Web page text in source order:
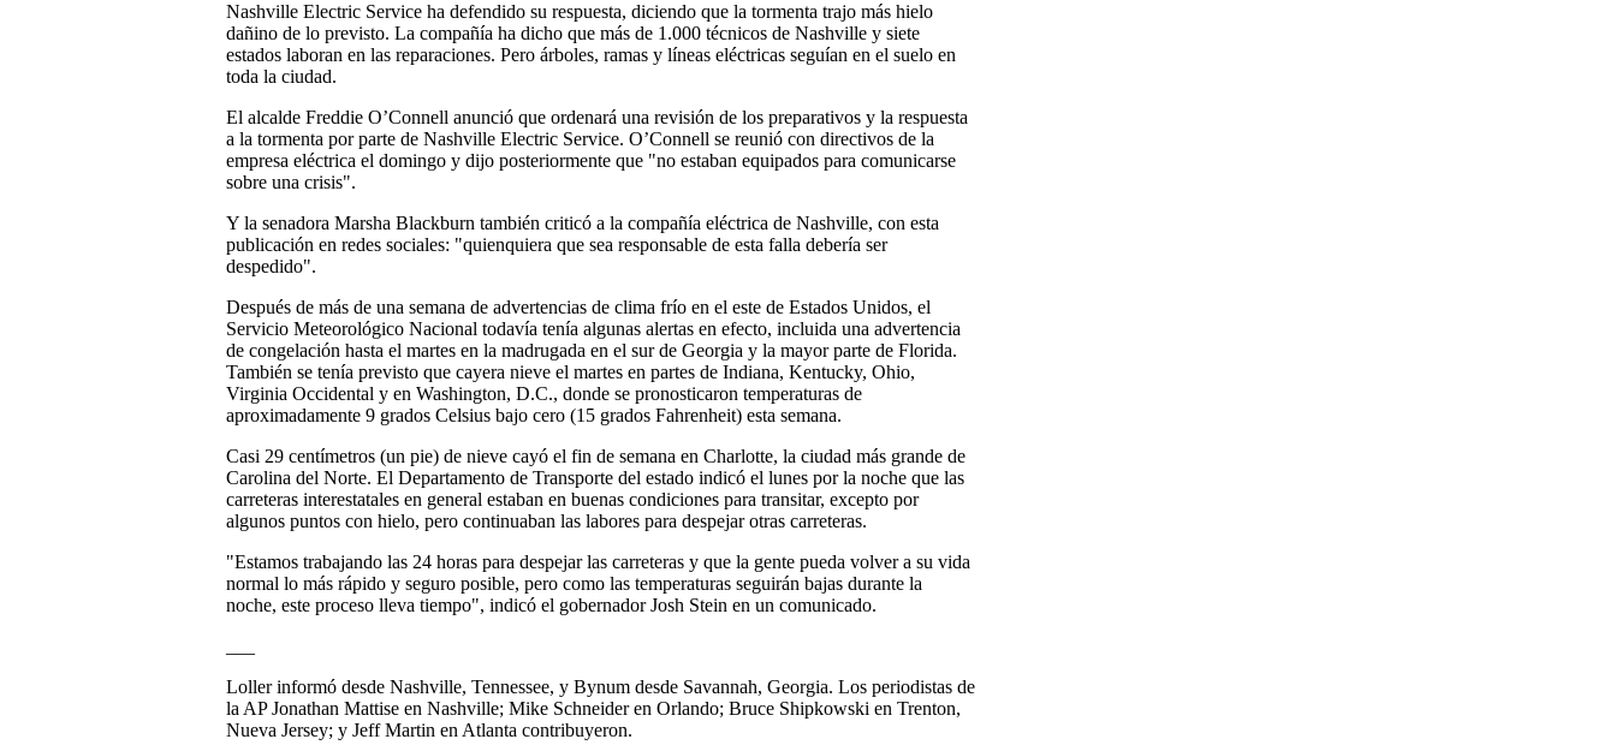
Nashville Electric Service ha defendido su respuesta, diciendo que la tormenta trajo más hielo
dañino de lo previsto. La compañía ha dicho que más de 1.000 técnicos de Nashville y siete
estados laboran en las reparaciones. Pero árboles, ramas y líneas eléctricas seguían en el suelo en
toda la ciudad.
El alcalde Freddie O’Connell anunció que ordenará una revisión de los preparativos y la respuesta
a la tormenta por parte de Nashville Electric Service. O’Connell se reunió con directivos de la
empresa eléctrica el domingo y dijo posteriormente que "no estaban equipados para comunicarse
sobre una crisis".
Y la senadora Marsha Blackburn también criticó a la compañía eléctrica de Nashville, con esta
publicación en redes sociales: "quienquiera que sea responsable de esta falla debería ser
despedido".
Después de más de una semana de advertencias de clima frío en el este de Estados Unidos, el
Servicio Meteorológico Nacional todavía tenía algunas alertas en efecto, incluida una advertencia
de congelación hasta el martes en la madrugada en el sur de Georgia y la mayor parte de Florida.
También se tenía previsto que cayera nieve el martes en partes de Indiana, Kentucky, Ohio,
Virginia Occidental y en Washington, D.C., donde se pronosticaron temperaturas de
aproximadamente 9 grados Celsius bajo cero (15 grados Fahrenheit) esta semana.
Casi 29 centímetros (un pie) de nieve cayó el fin de semana en Charlotte, la ciudad más grande de
Carolina del Norte. El Departamento de Transporte del estado indicó el lunes por la noche que las
carreteras interestatales en general estaban en buenas condiciones para transitar, excepto por
algunos puntos con hielo, pero continuaban las labores para despejar otras carreteras.
"Estamos trabajando las 24 horas para despejar las carreteras y que la gente pueda volver a su vida
normal lo más rápido y seguro posible, pero como las temperaturas seguirán bajas durante la
noche, este proceso lleva tiempo", indicó el gobernador Josh Stein en un comunicado.
Loller informó desde Nashville, Tennessee, y Bynum desde Savannah, Georgia. Los periodistas de
la AP Jonathan Mattise en Nashville; Mike Schneider en Orlando; Bruce Shipkowski en Trenton,
Nueva Jersey; y Jeff Martin en Atlanta contribuyeron.